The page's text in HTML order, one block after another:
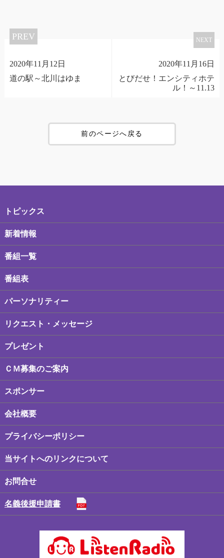
PREV
2020年11月12日
道の駅～北川はゆま
NEXT
2020年11月16日
とびだせ！エンシティホテ
ル！～11.13
前のページへ戻る
トピックス
新着情報
番組一覧
番組表
パーソナリティー
リクエスト・メッセージ
プレゼント
ＣＭ募集のご案内
スポンサー
会社概要
プライバシーポリシー
当サイトへのリンクについて
お問合せ
名義後援申請書